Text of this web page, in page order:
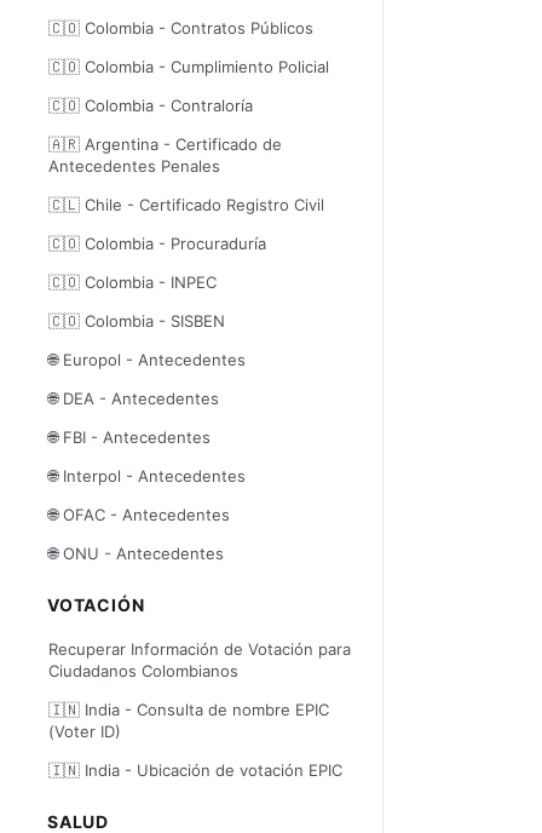
🇨🇴 Colombia - Contratos Públicos
🇨🇴 Colombia - Cumplimiento Policial
🇨🇴 Colombia - Contraloría
🇦🇷 Argentina - Certificado de
Antecedentes Penales
🇨🇱 Chile - Certificado Registro Civil
🇨🇴 Colombia - Procuraduría
🇨🇴 Colombia - INPEC
🇨🇴 Colombia - SISBEN
🌐 Europol - Antecedentes
🌐 DEA - Antecedentes
🌐 FBI - Antecedentes
🌐 Interpol - Antecedentes
🌐 OFAC - Antecedentes
🌐 ONU - Antecedentes
VOTACIÓN
Recuperar Información de Votación para
Ciudadanos Colombianos
🇮🇳 India - Consulta de nombre EPIC
(Voter ID)
🇮🇳 India - Ubicación de votación EPIC
SALUD